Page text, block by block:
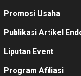
Promosi Usaha
Publikasi Artikel
Liputan Event
Program Afiliasi